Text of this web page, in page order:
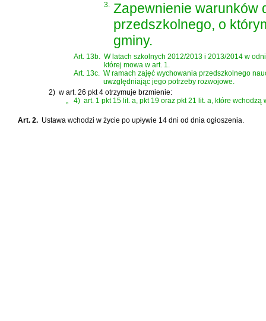
3. Zapewnienie warunków
przedszkolnego, o
gminy.
Art. 13b. W latach szkolnych 2012/2013 i 2013/2014 w
której mowa w art. 1.
Art. 13c. W ramach zajęć wychowania przedszkolnego
uwzględniając jego potrzeby rozwojowe.
2) w art. 26 pkt 4 otrzymuje brzmienie:
4) art. 1 pkt 15 lit. a, pkt 19 oraz pkt 21 lit. a, które
Art. 2. Ustawa wchodzi w życie po upływie 14 dni od dnia ogłoszenia.